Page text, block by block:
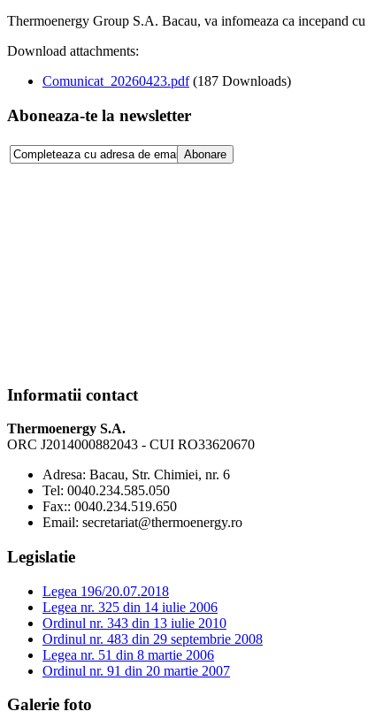
Thermoenergy Group S.A. Bacau, va infomeaza ca incepand
Download attachments:
Comunicat_20260423.pdf (187 Downloads)
Aboneaza-te la newsletter
Informatii contact
Thermoenergy S.A.
ORC J2014000882043 - CUI RO33620670
Adresa: Bacau, Str. Chimiei, nr. 6
Tel: 0040.234.585.050
Fax:: 0040.234.519.650
Email: secretariat@thermoenergy.ro
Legislatie
Legea 196/20.07.2018
Legea nr. 325 din 14 iulie 2006
Ordinul nr. 343 din 13 iulie 2010
Ordinul nr. 483 din 29 septembrie 2008
Legea nr. 51 din 8 martie 2006
Ordinul nr. 91 din 20 martie 2007
Galerie foto